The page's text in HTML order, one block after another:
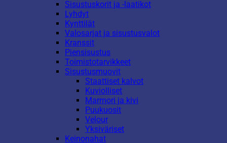
Sisustuskorit ja -laatikot
Lyhdyt
Kynttilät
Valosarjat ja sisustusvalot
Kranssit
Piensisustus
Toimistotarvikkeet
Sisustusmuovit
Staattiset kalvot
Kuviolliset
Marmori ja kivi
Puukuosit
Velour
Yksiväriset
Keinonahat